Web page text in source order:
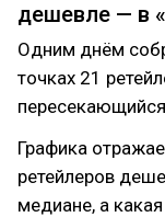
дешевле — в
Одним днём
точках 21
Графика
ретейлеров
медиане, а